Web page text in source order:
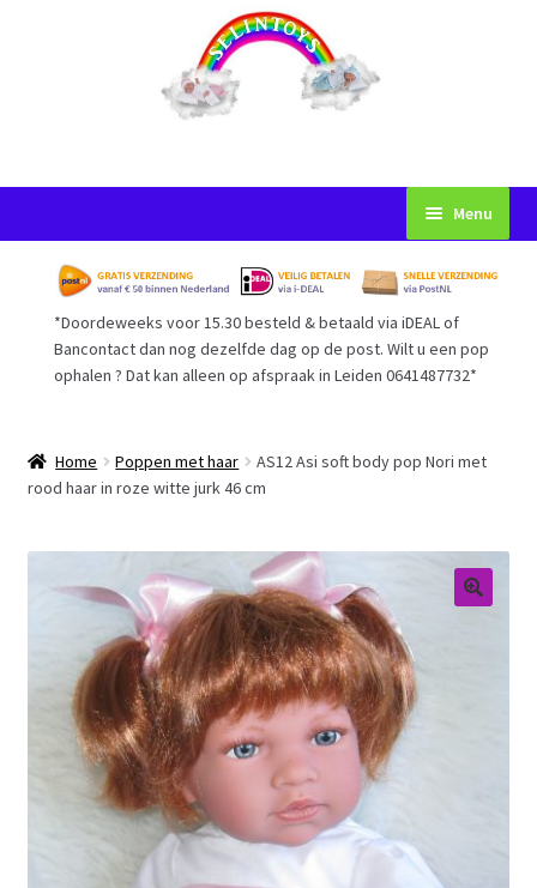
naar
navigatie
inhoud
Menu
Startpagina
Voorwaarden
Afrekenen
Retouren
Over ons
*Doordeweeks voor 15.30 besteld & betaald via iDEAL of
Bancontact dan nog dezelfde dag op de post. Wilt u een pop
ophalen ? Dat kan alleen op afspraak in Leiden 0641487732*
Home Poppen met haar
AS12 Asi soft body pop Nori met
rood haar in roze witte jurk 46 cm